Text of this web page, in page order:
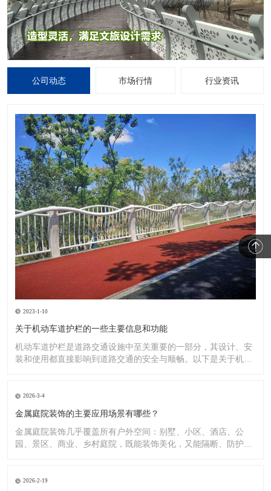
公司动态 市场行情 行业资讯
2023-1-10
关于机动车道护栏的一些主要信息和功能
机动车道护栏是道路交通设施中至关重要的一部分，其设计、安
装和使用都直接影响到道路交通的安全与顺畅。以下是关于机动
2026-3-4
金属庭院装饰的主要应用场景有哪些？
金属庭院装饰几乎覆盖所有户外空间：别墅、小区、酒店、公
园、景区、商业、乡村庭院，既能装饰美化，又能隔断、防护、
2026-2-19